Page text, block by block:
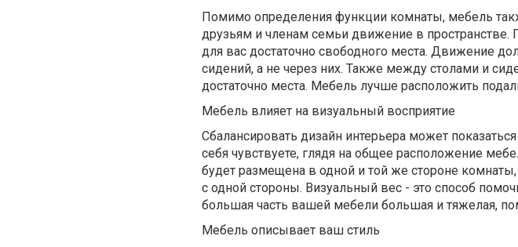
Помимо определения функции комнаты, мебель
друзьям и членам семьи движение в пространстве.
для вас достаточно свободного места. Движение
сидений, а не через них. Также между столами и
достаточно места. Мебель лучше расположить
Мебель влияет на визуальный восприятие
Сбалансировать дизайн интерьера может
себя чувствуете, глядя на общее расположение
будет размещена в одной и той же стороне комнаты,
с одной стороны. Визуальный вес - это способ
большая часть вашей мебели большая и тяжелая,
Мебель описывает ваш стиль